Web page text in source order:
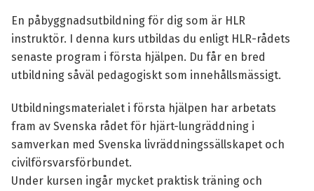
En påbyggnadsutbildning för dig som är HLR
instruktör. I denna kurs utbildas du enligt HLR-rådets
senaste program i första hjälpen. Du får en bred
utbildning såväl pedagogiskt som innehållsmässigt.
Utbildningsmaterialet i första hjälpen har arbetats
fram av Svenska rådet för hjärt-lungräddning i
samverkan med Svenska livräddningssällskapet och
civilförsvarsförbundet.
Under kursen ingår mycket praktisk träning och